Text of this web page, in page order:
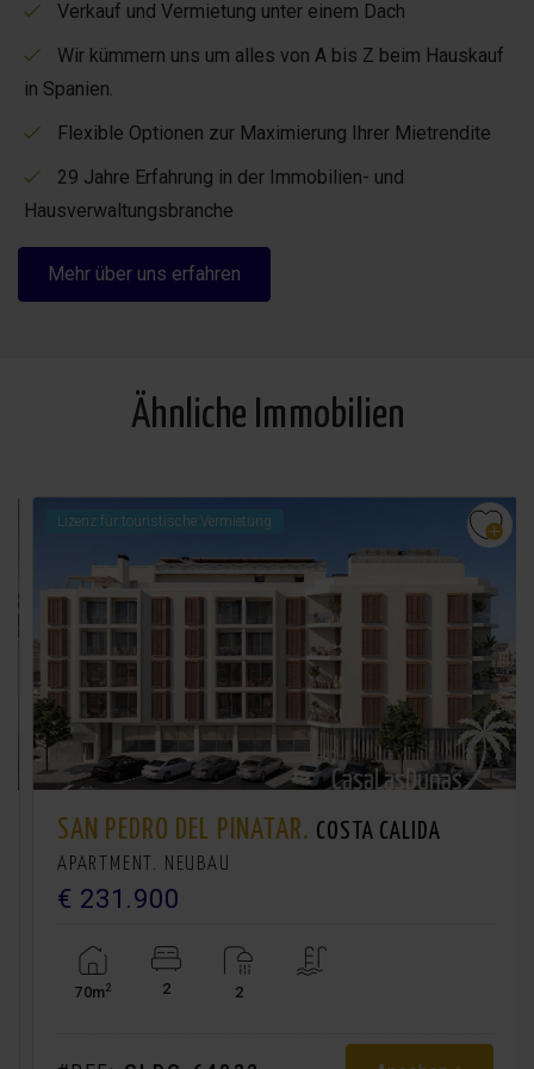
Verkauf und Vermietung unter einem Dach
Wir kümmern uns um alles von A bis Z beim Hauskauf
in Spanien.
Flexible Optionen zur Maximierung Ihrer Mietrendite
29 Jahre Erfahrung in der Immobilien- und
Hausverwaltungsbranche
Mehr über uns erfahren
Ähnliche Immobilien
Lizenz für touristische Vermietung
SAN PEDRO DEL PINATAR. COSTA CALIDA
APARTMENT. NEUBAU
€ 231.900
70m2